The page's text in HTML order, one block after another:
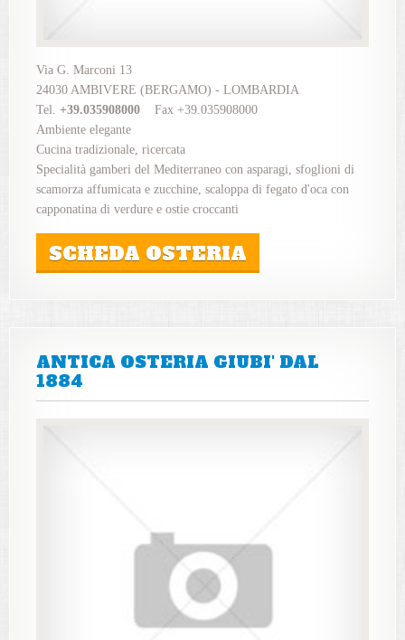
Via G. Marconi 13
24030 AMBIVERE (BERGAMO) - LOMBARDIA
Tel. +39.035908000 Fax +39.035908000
Ambiente elegante
Cucina tradizionale, ricercata
Specialità gamberi del Mediterraneo con asparagi, sfoglioni di
scamorza affumicata e zucchine, scaloppa di fegato d'oca con
capponatina di verdure e ostie croccanti
SCHEDA OSTERIA
ANTICA OSTERIA GIUBI' DAL
1884